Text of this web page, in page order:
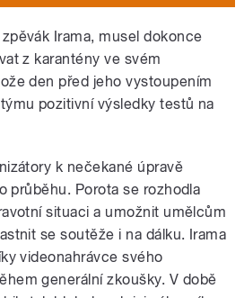
Irama, musel dokonce
z karantény ve svém
den před jeho vystoupením
pozitivní výsledky testů na
k nečekané úpravě
průběhu. Porota se rozhodla
situaci a umožnit umělcům
se soutěže i na dálku. Irama
videonahrávce svého
generální zkoušky. V době